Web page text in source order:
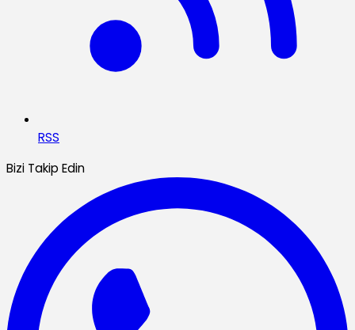
RSS
Bizi Takip Edin